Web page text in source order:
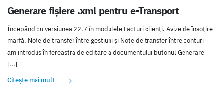
Generare fișiere .xml pentru e-Transport
Începând cu versiunea 22.7 în modulele Facturi clienți, Avize de însoțire
marfă, Note de transfer între gestiuni și Note de transfer între conturi
am introdus în fereastra de editare a documentului butonul Generare
[...]
Citește mai mult